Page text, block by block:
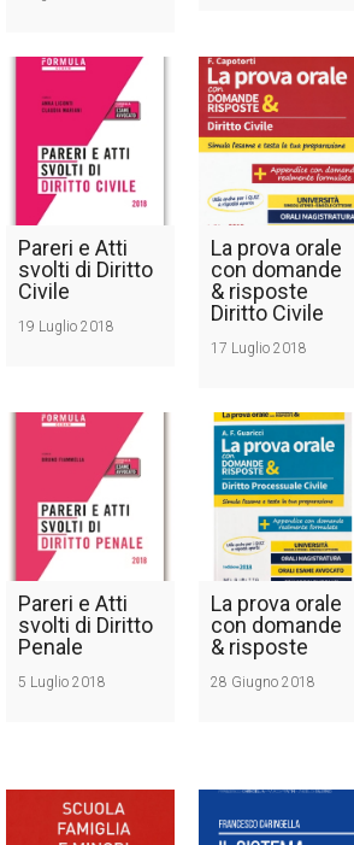
Pareri e Atti
svolti di Diritto
Civile
19 Luglio 2018
La prova orale
con domande
& risposte
Diritto Civile
17 Luglio 2018
Pareri e Atti
svolti di Diritto
Penale
5 Luglio 2018
La prova orale
con domande
& risposte
28 Giugno 2018